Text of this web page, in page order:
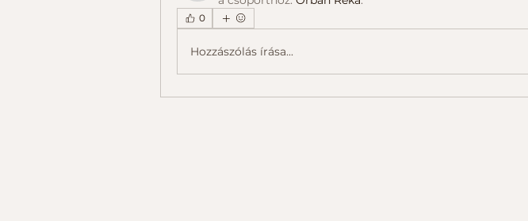
0
Hozzászólás írása...